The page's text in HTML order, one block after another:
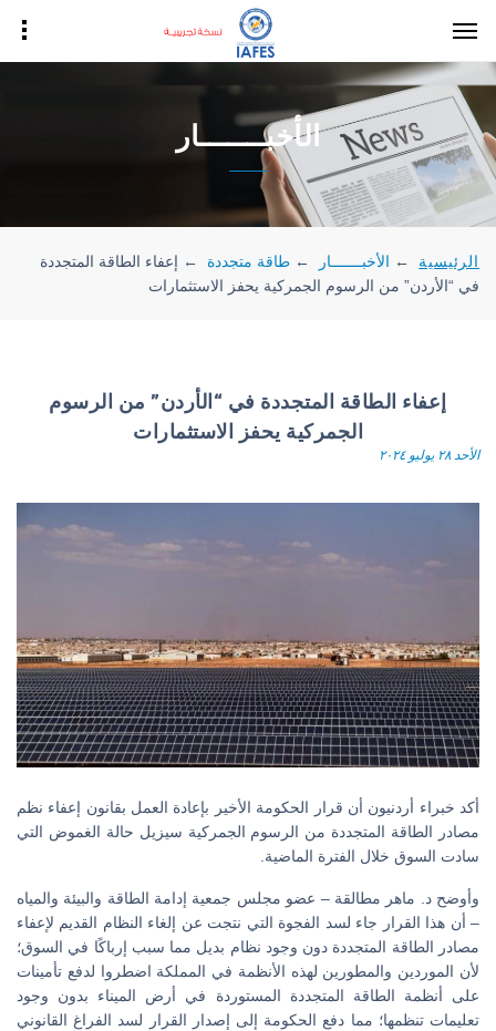
الأخبـــــــار
الرئيسية ← الأخبـــــــار ← طاقة متجددة ← إعفاء الطاقة المتجددة
في “الأردن” من الرسوم الجمركية يحفز الاستثمارات
إعفاء الطاقة المتجددة في “الأردن” من الرسوم
الجمركية يحفز الاستثمارات
الأحد ٢٨ يوليو ٢٠٢٤
أكد خبراء أردنيون أن قرار الحكومة الأخير بإعادة العمل بقانون إعفاء نظم
مصادر الطاقة المتجددة من الرسوم الجمركية سيزيل حالة الغموض التي
سادت السوق خلال الفترة الماضية.
وأوضح د. ماهر مطالقة – عضو مجلس جمعية إدامة الطاقة والبيئة والمياه
– أن هذا القرار جاء لسد الفجوة التي نتجت عن إلغاء النظام القديم لإعفاء
مصادر الطاقة المتجددة دون وجود نظام بديل مما سبب إرباكًا في السوق؛
لأن الموردين والمطورين لهذه الأنظمة في المملكة اضطروا لدفع تأمينات
على أنظمة الطاقة المتجددة المستوردة في أرض الميناء بدون وجود
تعليمات تنظمها؛ مما دفع الحكومة إلى إصدار القرار لسد الفراغ القانوني